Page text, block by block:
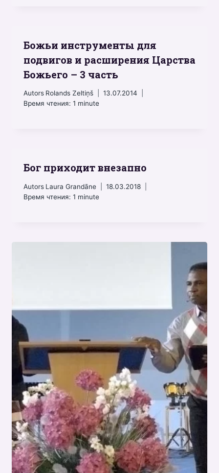
Божьи инструменты для
подвигов и расширения Царства
Божьего – 3 часть
Autors Rolands Zeltiņš
13.07.2014
Время чтения: 1 minute
Бог приходит внезапно
Autors Laura Grandāne
18.03.2018
Время чтения: 1 minute